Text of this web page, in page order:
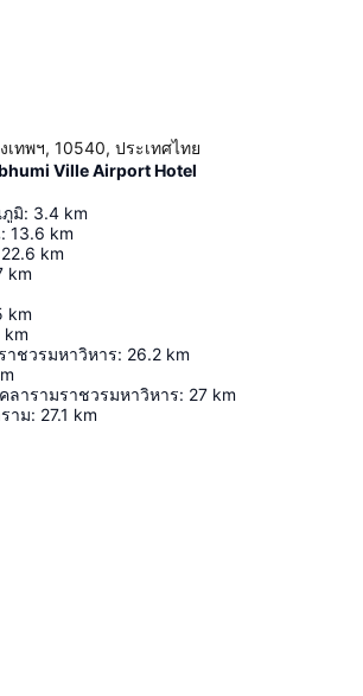
เทพฯ, 10540, ประเทศไทย
Ville Airport Hotel
มิ: 3.4 km
: 13.6 km
22.6 km
km
km
km
าชวรมหาวิหาร: 26.2 km
ลารามราชวรมหาวิหาร: 27 km
าม: 27.1 km